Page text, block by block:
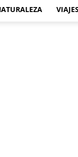
VIAJES